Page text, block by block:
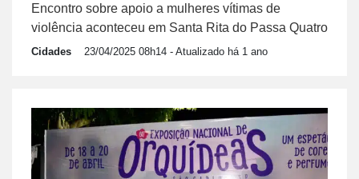
Encontro sobre apoio a mulheres vítimas de
violência aconteceu em Santa Rita do Passa Quatro
Cidades 23/04/2025 08h14 - Atualizado há 1 ano